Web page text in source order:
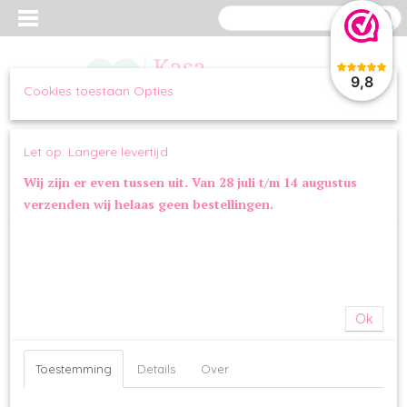
9,8
Inloggen
Home>OVERIG>SPEELGOED>Fofos Flostouw Ringen Love
Cookies toestaan Opties
Let op: Langere levertijd
Wij zijn er even tussen uit. Van 28 juli t/m 14 augustus
verzenden wij helaas geen bestellingen.
Ok
Toestemming Details Over